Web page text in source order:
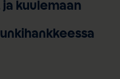
kuulemaan